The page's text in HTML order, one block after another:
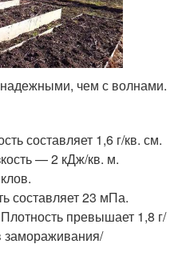
чем с волнами.
составляет 1,6 г/кв. см.
— 2 кДж/кв. м.
составляет 23 мПа.
превышает 1,8 г/
замораживания/